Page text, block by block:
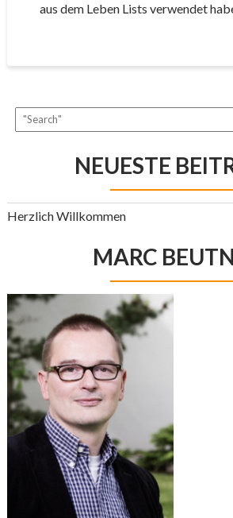
aus dem Leben Lists verwendet
NEUESTE
Herzlich Willkommen
MARC